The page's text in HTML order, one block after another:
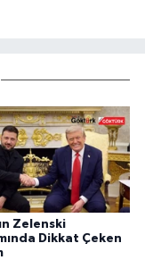
Zelenski
Dikkat Çeken